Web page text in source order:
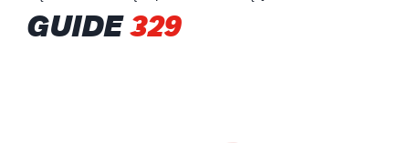
GUIDE329